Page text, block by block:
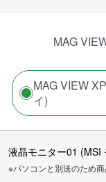
MAG
MAG VIEW
イ)
液晶モニター01 (MSI
※パソコンと別送のため